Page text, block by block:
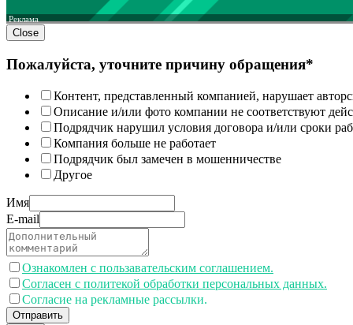
Реклама
Close
Пожалуйста, уточните причину обращения*
Контент, представленный компанией, нарушает
Описание и/или фото компании не соответствуют
Подрядчик нарушил условия договора и/или сроки
Компания больше не работает
Подрядчик был замечен в мошенничестве
Другое
Имя
E-mail
Ознакомлен с пользавательским соглашением.
Согласен с политекой обработки персональных данных.
Согласие на рекламные рассылки.
Отправить